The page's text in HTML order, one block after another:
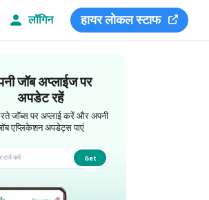
लॉगिन हायर लोकल स्टाफ
जॉब अप्लाईज पर
अपडेट रहें
जॉब्स पर अप्लाई करें और अपनी
एप्लिकेशन अपडेट्स पाएं
Get
app